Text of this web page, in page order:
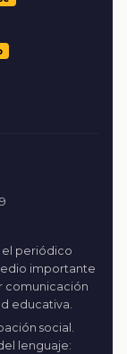
periódico
importante
comunicación
educativa.
social.
lenguaje: